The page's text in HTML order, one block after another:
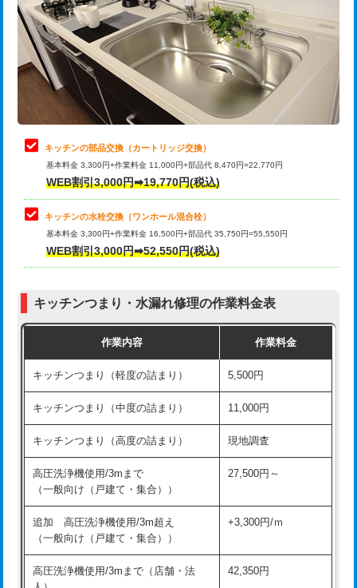
給水管工事※（支持金具設置) 5,500円
給水管工事※（保温材使用（バンド止
め込み）)
5,500円
給水管工事※（土の掘削・埋め戻し作
11,000円
給水管工事※（塩ビ管（VP・HI）使
用/3ｍまで)
給水管工事※（塩ビ管（VP・HI）使
用（追加）/3ｍ超え)
給水管工事※（ライニング鋼管・銅
管・ポリ管・HT管使用/3ｍまで)
44,000円
管・ポリ管・HT管使用/3ｍ超え)
排水管工事（土の掘削・埋め戻し作
11,000円~
排水管工事（排水管工事/3ｍまで） 55,000円
排水管工事（追加 排水管工事/3ｍ超
+11,000円
マス交換（深さ50㎝未満）
マス交換（深さ50㎝以上） 66,000円
コンクリート斫り（厚さ10㎝まで）
カメラ調査 33,000円
桝清掃 8,800円
止水・漏水調査・防水処理・清掃・修
理・調整・分解・加工など（軽作業）
11,000円
止水・漏水調査・防水処理・清掃・修
理・調整・分解・加工など（中作業）
22,000円
止水・漏水調査・防水処理・清掃・修
理・調整・分解・加工など（重作業）
33,000円
お風呂タンク脱着
その他部品の脱着
式・ワンホール）)
交換・取付(排水栓・排水トラップ
22,000円+材料費
持込商品取付（単水栓）
持込商品取付（混合水栓） 16,500円
キッチンの部品交換（カートリッジ交換）
基本料金 3,300円+作業料金 11,000円+部品代 8,470円=22,770円
WEB割引3,000円➡19,770円(税込)
キッチンの水栓交換（ワンホール混合栓）
基本料金 3,300円+作業料金 16,500円+部品代 35,750円=55,550円
WEB割引3,000円➡52,550円(税込)
キッチンつまり・水漏れ修理の作業料金表
作業内容 作業料金
キッチンつまり（軽度の詰まり） 5,500円
キッチンつまり（中度の詰まり） 11,000円
キッチンつまり（高度の詰まり） 現地調査
高圧洗浄機使用/3mまで
（一般向け（戸建て・集合））
27,500円～
追加 高圧洗浄機使用/3m超え
（一般向け（戸建て・集合））
+3,300円/ｍ
高圧洗浄機使用/3mまで（店舗・法
42,350円